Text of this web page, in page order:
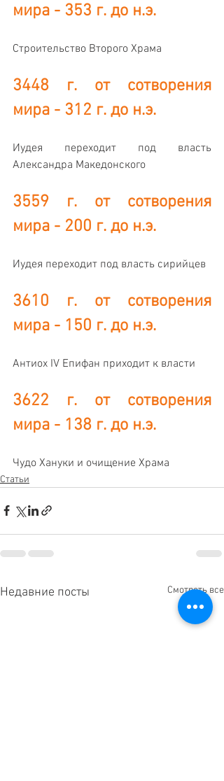
мира - 353 г. до н.э.
Строительство Второго Храма
3448 г. от сотворения
мира - 312 г. до н.э.
Иудея переходит под власть
Александра Македонского
3559 г. от сотворения
мира - 200 г. до н.э.
Иудея переходит под власть сирийцев
3610 г. от сотворения
мира - 150 г. до н.э.
Антиох IV Епифан приходит к власти
3622 г. от сотворения
мира - 138 г. до н.э.
Чудо Хануки и очищение Храма
Статьи
Недавние посты Смотреть все